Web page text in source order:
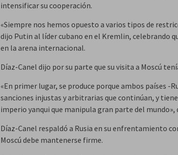
intensificar su cooperación.
«Siempre nos hemos opuesto a varios tipos de
dijo Putin al líder cubano en el Kremlin, celebrando
en la arena internacional.
Díaz-Canel dijo por su parte que su visita a Moscú
«En primer lugar, se produce porque ambos países -
sanciones injustas y arbitrarias que continúan, y
imperio yanqui que manipula gran parte del mundo»,
Díaz-Canel respaldó a Rusia en su enfrentamiento
Moscú debe mantenerse firme.